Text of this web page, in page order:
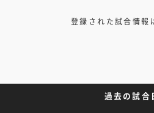
登録された試合情報
過去の試合